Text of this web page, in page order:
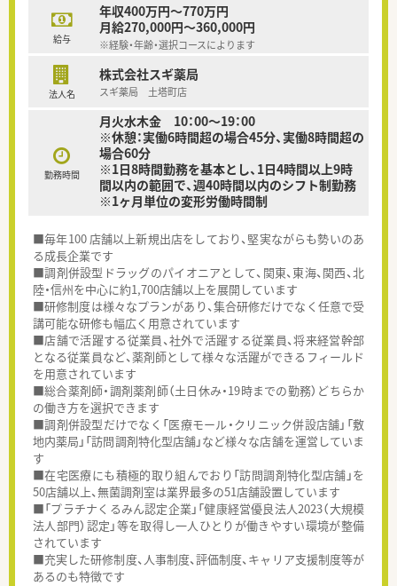
給与
年収400万円～770万円
月給270,000円～360,000円
※経験・年齢・選択コースによります
法人名
株式会社スギ薬局
スギ薬局 土塔町店
勤務時間
月火水木金 10：00～19：00
※休憩：実働6時間超の場合45分、実働8時間超の
場合60分
※1日8時間勤務を基本とし、1日4時間以上9時
間以内の範囲で、週40時間以内のシフト制勤務
※1ヶ月単位の変形労働時間制
■毎年100 店舗以上新規出店をしており、堅実ながらも勢いのあ
る成長企業です
■調剤併設型ドラッグのパイオニアとして、関東、東海、関西、北
陸・信州を中心に約1,700店舗以上を展開しています
■研修制度は様々なプランがあり、集合研修だけでなく任意で受
講可能な研修も幅広く用意されています
■店舗で活躍する従業員、社外で活躍する従業員、将来経営幹部
となる従業員など、薬剤師として様々な活躍ができるフィールド
を用意されています
■総合薬剤師・調剤薬剤師（土日休み・19時までの勤務）どちらか
の働き方を選択できます
■調剤併設型だけでなく「医療モール・クリニック併設店舗」「敷
地内薬局」「訪問調剤特化型店舗」など様々な店舗を運営していま
す
■在宅医療にも積極的取り組んでおり「訪問調剤特化型店舗」を
50店舗以上、無菌調剤室は業界最多の51店舗設置しています
■「プラチナくるみん認定企業」「健康経営優良法人2023（大規模
法人部門）認定」等を取得し一人ひとりが働きやすい環境が整備
されています
■充実した研修制度、人事制度、評価制度、キャリア支援制度等が
あるのも特徴です